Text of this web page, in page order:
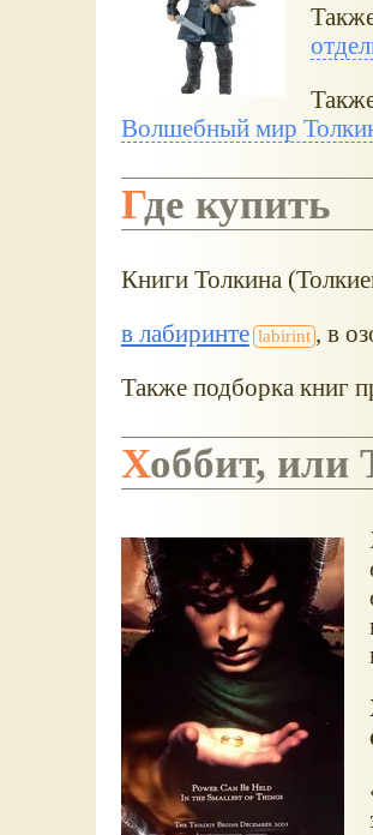
Волшебный мир
Где купить
Книги Толкина
в лабиринте
, в
Также подборка книг
Хоббит,